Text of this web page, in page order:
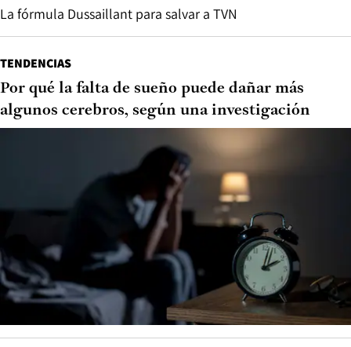
La fórmula Dussaillant para salvar a TVN
TENDENCIAS
Por qué la falta de sueño puede dañar más
algunos cerebros, según una investigación